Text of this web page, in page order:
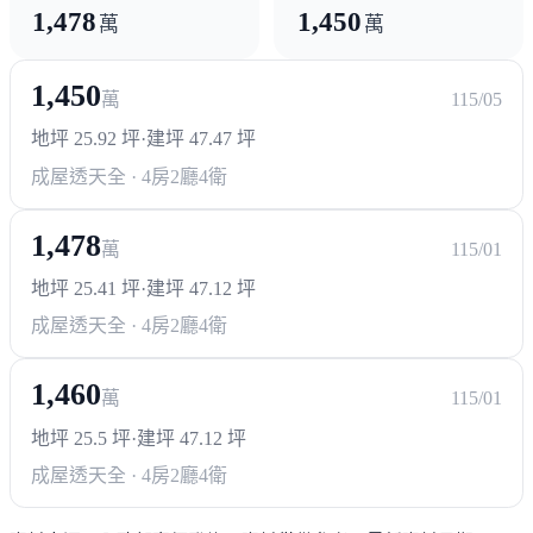
政府機構
1,478 萬 1,450 萬
1,450萬
115/05
地坪 25.92 坪·建坪 47.47 坪
成屋透天全 · 4房2廳4衛
1,478萬
115/01
地坪 25.41 坪·建坪 47.12 坪
成屋透天全 · 4房2廳4衛
1,460萬
115/01
地坪 25.5 坪·建坪 47.12 坪
成屋透天全 · 4房2廳4衛